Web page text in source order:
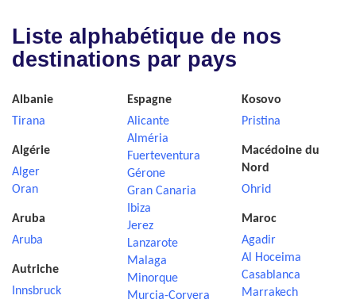
Liste alphabétique de nos
destinations par pays
Albanie
Tirana
Algérie
Alger
Oran
Aruba
Aruba
Autriche
Innsbruck
Espagne
Alicante
Alméria
Fuerteventura
Gérone
Gran Canaria
Ibiza
Jerez
Lanzarote
Malaga
Minorque
Murcia-Corvera
Kosovo
Pristina
Macédoine du
Nord
Ohrid
Maroc
Agadir
Al Hoceima
Casablanca
Marrakech